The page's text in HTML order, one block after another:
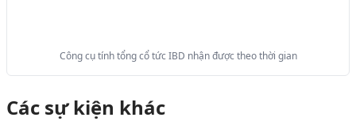
Công cụ tính tổng cổ tức IBD nhận được theo thời gian
Các sự kiện khác